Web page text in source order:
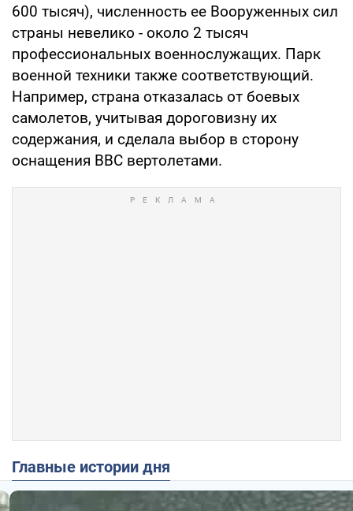
600 тысяч), численность ее Вооруженных сил
страны невелико - около 2 тысяч
профессиональных военнослужащих. Парк
военной техники также соответствующий.
Например, страна отказалась от боевых
самолетов, учитывая дороговизну их
содержания, и сделала выбор в сторону
оснащения ВВС вертолетами.
Главные истории дня